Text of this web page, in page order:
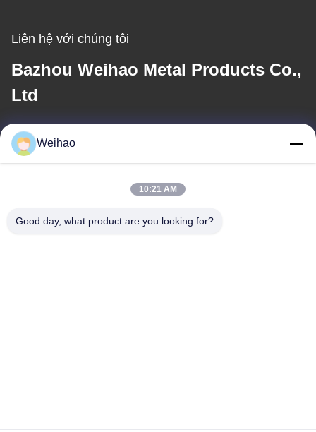
Liên hệ với chúng tôi
Bazhou Weihao Metal Products Co.,
Ltd
E-mail
408690175@qq.com
Địa chỉ của chúng tôi
Weihao
10:21 AM
Good day, what product are you looking for?